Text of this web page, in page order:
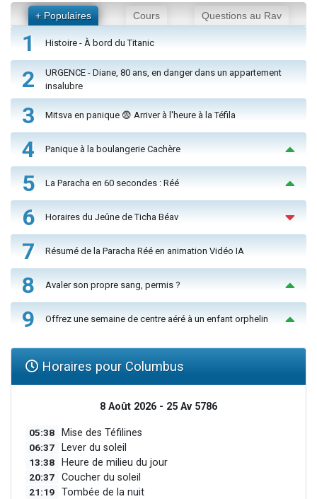
+ Populaires Cours Questions au Rav
1 Histoire - À bord du Titanic
2
URGENCE - Diane, 80 ans, en danger dans un appartement
insalubre
3 Mitsva en panique 😨 Arriver à l'heure à la Téfila
4 Panique à la boulangerie Cachère
5 La Paracha en 60 secondes : Réé
6 Horaires du Jeûne de Ticha Béav
7 Résumé de la Paracha Réé en animation Vidéo IA
8 Avaler son propre sang, permis ?
9 Offrez une semaine de centre aéré à un enfant orphelin
Horaires pour Columbus
8 Août 2026 - 25 Av 5786
05:38 Mise des Téfilines
06:37 Lever du soleil
13:38 Heure de milieu du jour
20:37 Coucher du soleil
21:19 Tombée de la nuit